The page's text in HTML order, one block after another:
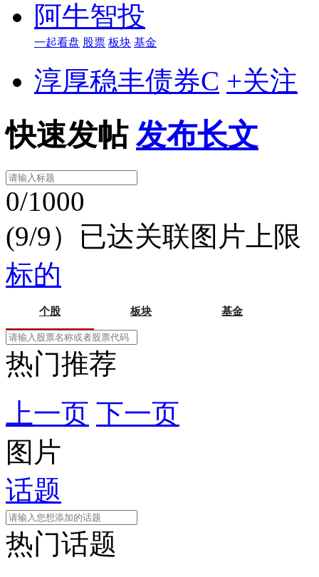
阿牛智投
一起看盘 股票 板块 基金
淳厚稳丰债券C +关注
快速发帖 发布长文
0/1000
(9/9）已达关联图片上限
标的
个股 板块 基金
热门推荐
上一页 下一页
图片
话题
热门话题